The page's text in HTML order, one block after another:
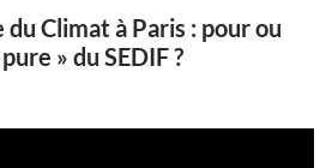
Climat à Paris : pour ou
» du SEDIF ?